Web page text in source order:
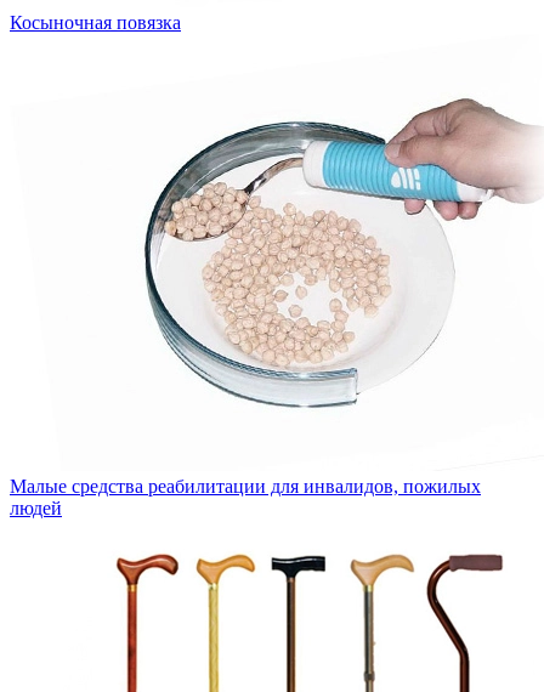
Косыночная повязка
Малые средства реабилитации для инвалидов, пожилых
людей